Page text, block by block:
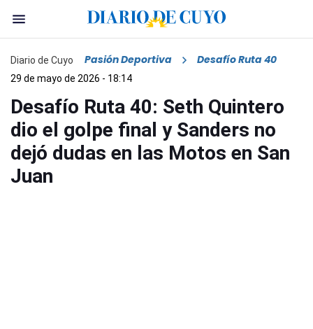
Diario de Cuyo Pasión Deportiva Desafío Ruta 40
29 de mayo de 2026 - 18:14
Desafío Ruta 40: Seth Quintero
dio el golpe final y Sanders no
dejó dudas en las Motos en San
Juan